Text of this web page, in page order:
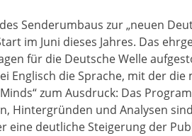
Senderumbaus zur „neuen
im Juni dieses Jahres. Das
für die Deutsche Welle
Englisch die Sprache, mit der
zum Ausdruck: Das
Hintergründen und Analysen
eine deutliche Steigerung der